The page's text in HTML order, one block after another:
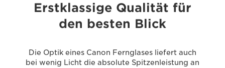
Erstklassige Qualität für
den besten Blick
Die Optik eines Canon Fernglases liefert auch
bei wenig Licht die absolute Spitzenleistung an